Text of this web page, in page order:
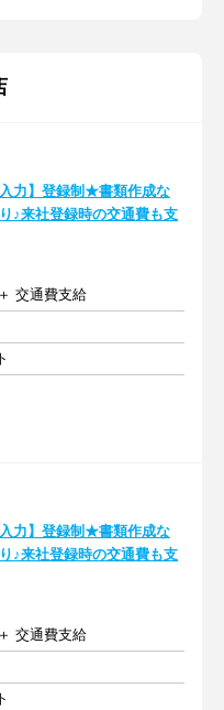
入力】登録制★書類作成な
♪来社登録時の交通費も支
交通費支給
入力】登録制★書類作成な
♪来社登録時の交通費も支
交通費支給